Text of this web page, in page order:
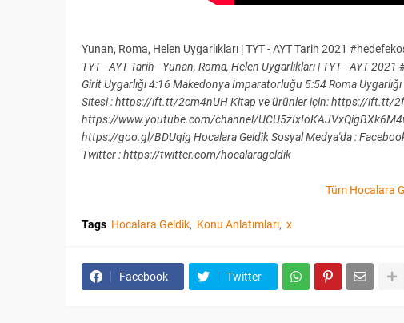
Yunan, Roma, Helen Uygarlıkları | TYT - AYT Tarih 2021
TYT - AYT Tarih - Yunan, Roma, Helen Uygarlıkları | TYT - AYT
Girit Uygarlığı 4:16 Makedonya İmparatorluğu 5:54 Roma
Sitesi : https://ift.tt/2cm4nUH Kitap ve ürünler için: https://ift.tt/
https://www.youtube.com/channel/
https://goo.gl/BDUqig Hocalara Geldik Sosyal Medya'da :
Twitter : https://twitter.com/hocalarageldik
Tüm Hocalara
Tags Hocalara Geldik Konu Anlatımları x
Facebook Twitter